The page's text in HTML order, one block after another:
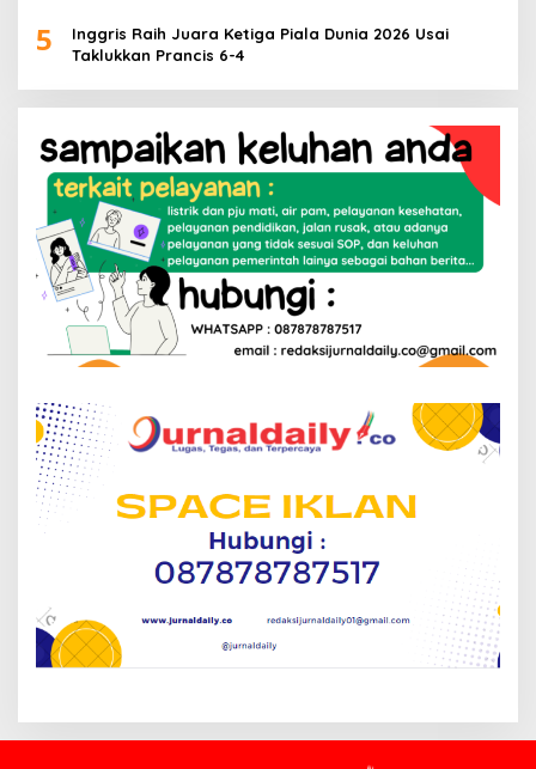
5
Inggris Raih Juara Ketiga Piala Dunia 2026 Usai
Taklukkan Prancis 6-4